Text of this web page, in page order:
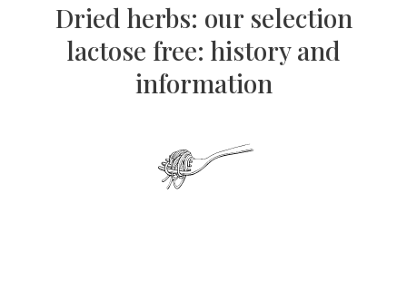
Dried herbs: our selection
lactose free: history and
information